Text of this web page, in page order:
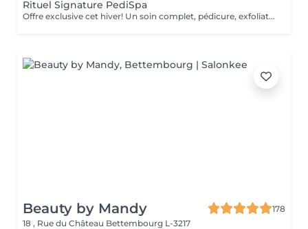
Rituel Signature PediSpa
Offre exclusive cet hiver! Un soin complet, pédicure, exfoliation et masque nourrissant et bain à remous pour une douceur absolue. Un moment cocooning, réconfortant, idéal pour l'hiver. La version avec pause de semi permanent pour des pieds soignés est éclatant tout l'hiver
Beauty by Mandy
178
18 , Rue du Château Bettembourg L-3217